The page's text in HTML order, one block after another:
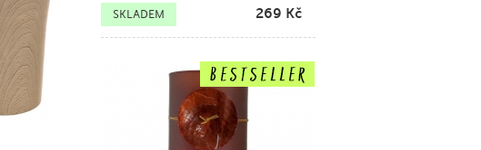
SKLADEM 269 Kč